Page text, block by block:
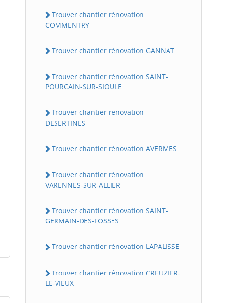
Trouver chantier rénovation
COMMENTRY
Trouver chantier rénovation GANNAT
Trouver chantier rénovation SAINT-
POURCAIN-SUR-SIOULE
Trouver chantier rénovation
DESERTINES
Trouver chantier rénovation AVERMES
Trouver chantier rénovation
VARENNES-SUR-ALLIER
Trouver chantier rénovation SAINT-
GERMAIN-DES-FOSSES
Trouver chantier rénovation LAPALISSE
Trouver chantier rénovation CREUZIER-
LE-VIEUX